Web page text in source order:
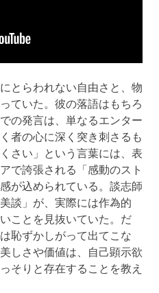
とらわれない自由さと、物
ていた。彼の落語はもちろ
の発言は、単なるエンター
者の心に深く突き刺さるも
さい」という言葉には、表
で誇張される「感動のスト
が込められている。談志師
談」が、実際には作為的
ことを見抜いていた。だ
恥ずかしがって出てこな
しさや価値は、自己顕示欲
そりと存在することを教え